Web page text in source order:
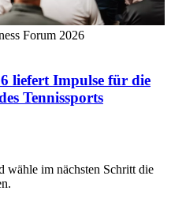
Forum 2026
liefert Impulse für die
Tennissports
wähle im nächsten Schritt die